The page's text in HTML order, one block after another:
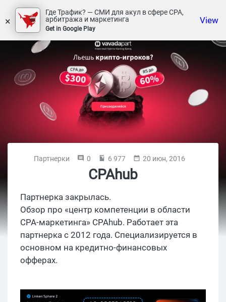
×
Где Трафик? — СМИ для акул в сфере СРА,
арбитража и маркетинга
Get in Google Play
View
Партнерки 0 6 977 20 июн, 2016
CPAhub
Партнерка закрылась.
Обзор про «центр компетенции в области
CPA-маркетинга» CPAhub. Работает эта
партнерка с 2012 года. Специализируется в
основном на кредитно-финансовых
офферах.